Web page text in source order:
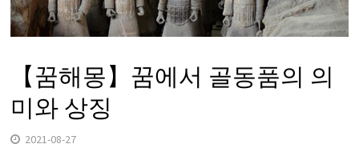
【꿈해몽】꿈에서 골동품의 의
미와 상징
2021-08-27